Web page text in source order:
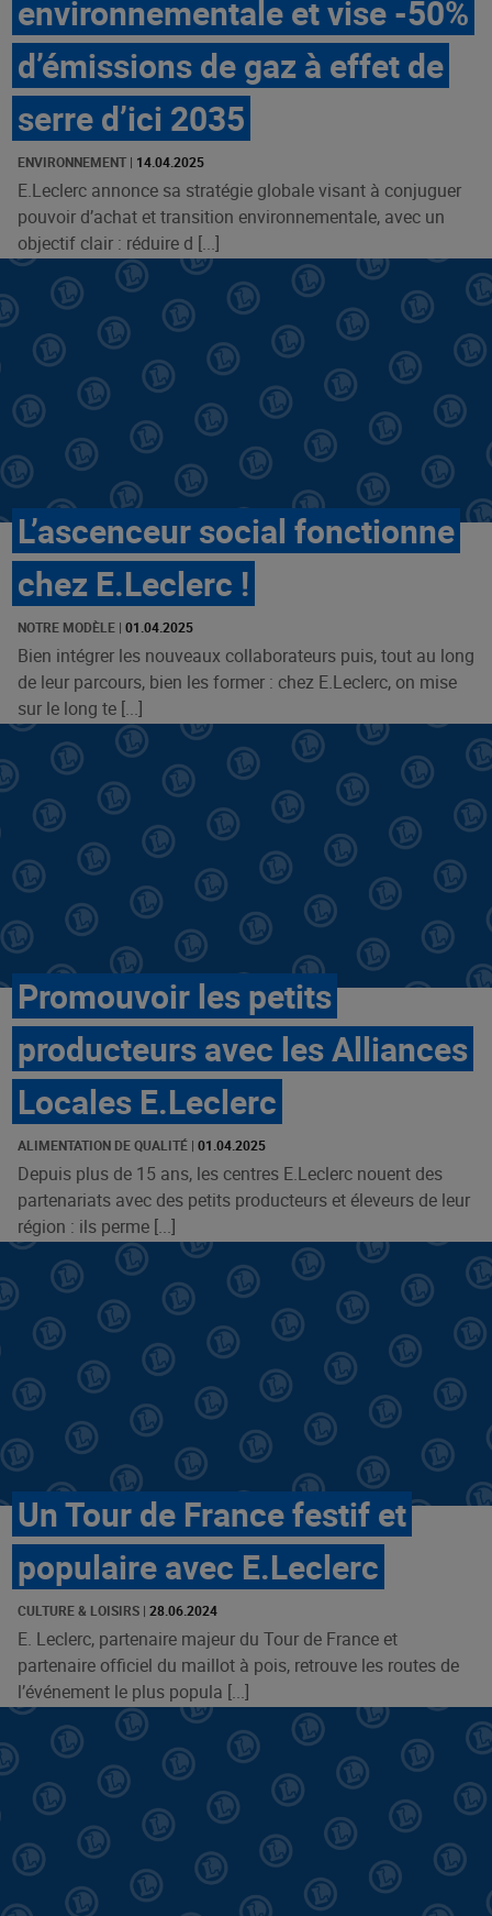
environnementale et vise -50%
d’émissions de gaz à effet de
serre d’ici 2035
ENVIRONNEMENT | 14.04.2025
E.Leclerc annonce sa stratégie globale visant à conjuguer
pouvoir d’achat et transition environnementale, avec un
objectif clair : réduire d [...]
L’ascenceur social fonctionne
chez E.Leclerc !
NOTRE MODÈLE | 01.04.2025
Bien intégrer les nouveaux collaborateurs puis, tout au long
de leur parcours, bien les former : chez E.Leclerc, on mise
sur le long te [...]
Promouvoir les petits
producteurs avec les Alliances
Locales E.Leclerc
ALIMENTATION DE QUALITÉ | 01.04.2025
Depuis plus de 15 ans, les centres E.Leclerc nouent des
partenariats avec des petits producteurs et éleveurs de leur
région : ils perme [...]
Un Tour de France festif et
populaire avec E.Leclerc
CULTURE & LOISIRS | 28.06.2024
E. Leclerc, partenaire majeur du Tour de France et
partenaire officiel du maillot à pois, retrouve les routes de
l’événement le plus popula [...]